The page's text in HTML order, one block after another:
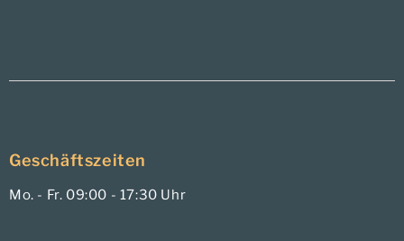
Geschäftszeiten
Mo. - Fr. 09:00 - 17:30 Uhr